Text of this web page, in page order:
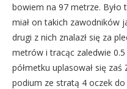
bowiem na 97 metrze. Było
miał on takich zawodników
drugi z nich znalazł się za
metrów i tracąc zaledwie
półmetku uplasował się zaś
podium ze stratą 4 oczek do